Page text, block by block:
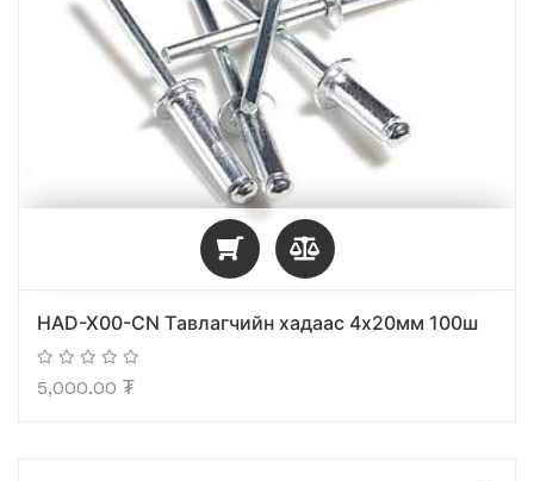
HAD-X00-CN Tавлагчийн хадаас 4х20мм 100ш
5,000.00 ₮